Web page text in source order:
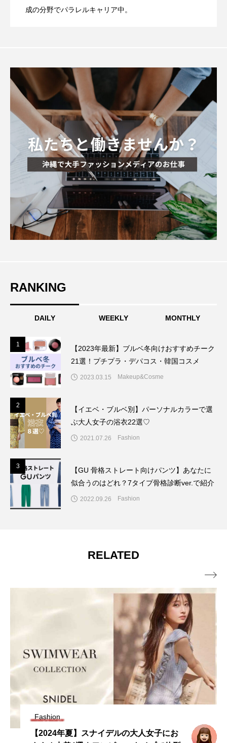
成の分野でパラレルキャリア中。
RANKING
DAILY WEEKLY MONTHLY
1
【2023年最新】ブルベ冬向けおすすめチーク
21選！プチプラ・デパコス・韓国コスメ
2023.03.15 Makeup&Cosme
2
【イエベ・ブルベ別】パーソナルカラーで選
ぶ大人女子の浴衣22選♡
2021.07.26 Fashion
3
【GU 骨格ストレート向けパンツ】あなたに
似合うのはどれ？7タイプ骨格診断ver.で紹介
2022.09.26 Fashion
RELATED
Fashion
今買って秋まで着れる！【スナイデル】
